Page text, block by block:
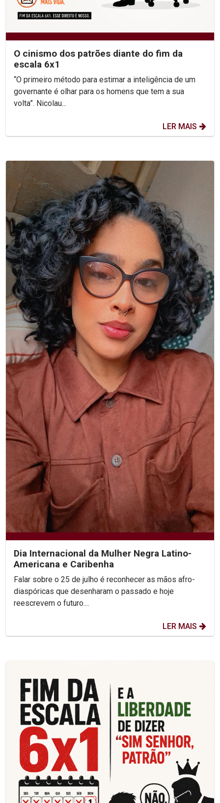
O cinismo dos patrões diante do fim da
escala 6x1
“O primeiro método para estimar a inteligência de um
governante é olhar para os homens que tem a sua
volta”. Nicolau...
LER MAIS
Dia Internacional da Mulher Negra Latino-
Americana e Caribenha
Falar sobre o 25 de julho é reconhecer as mãos afro-
diaspóricas que desenharam o passado e hoje
reescrevem o futuro....
LER MAIS